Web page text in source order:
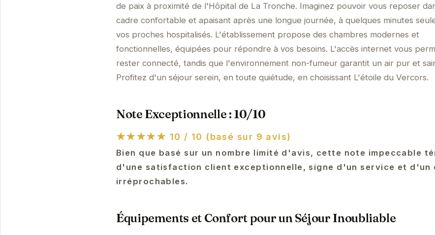
de paix à proximité de l'Hôpital de La Tronche. Imaginez pouvoir vous reposer
cadre confortable et apaisant après une longue journée, à quelques minutes
vos proches hospitalisés. L'établissement propose des chambres modernes et
fonctionnelles, équipées pour répondre à vos besoins. L'accès internet vous
rester connecté, tandis que l'environnement non-fumeur garantit un air pur et
Profitez d'un séjour serein, en toute quiétude, en choisissant L'étoile du Vercors.
Note Exceptionnelle : 10/10
★★★★★ 10 / 10 (basé sur 9 avis)
Bien que basé sur un nombre limité d'avis, cette note impeccable
d'une satisfaction client exceptionnelle, signe d'un service et d'un
irréprochables.
Équipements et Confort pour un Séjour Inoubliable